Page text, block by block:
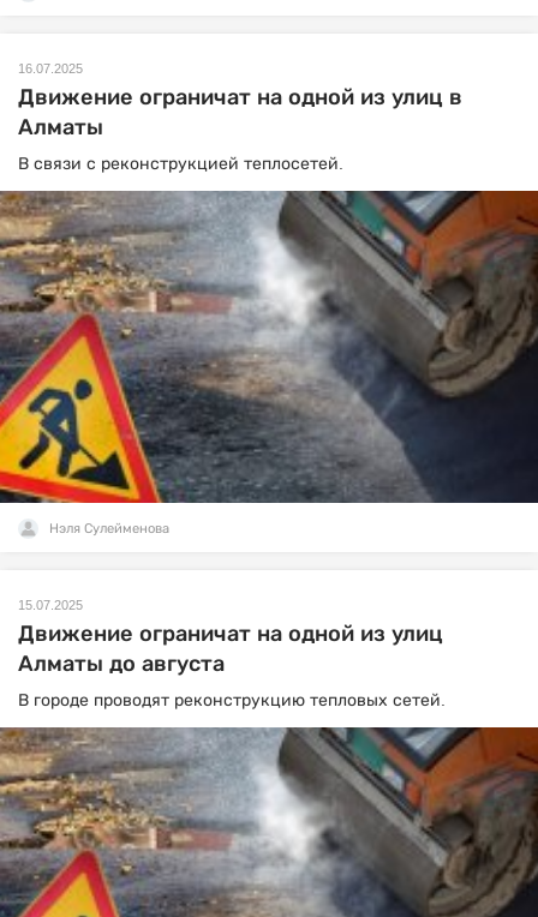
16.07.2025
Движение ограничат на одной из улиц в
Алматы
В связи с реконструкцией теплосетей.
Нэля Сулейменова
15.07.2025
Движение ограничат на одной из улиц
Алматы до августа
В городе проводят реконструкцию тепловых сетей.